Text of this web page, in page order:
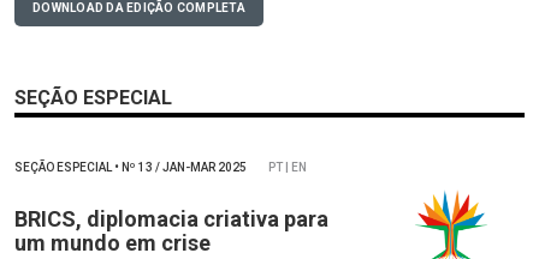
DOWNLOAD DA EDIÇÃO COMPLETA
SEÇÃO ESPECIAL
SEÇÃO ESPECIAL• Nº 13 / JAN-MAR 2025 PT | EN
BRICS, diplomacia criativa para
um mundo em crise